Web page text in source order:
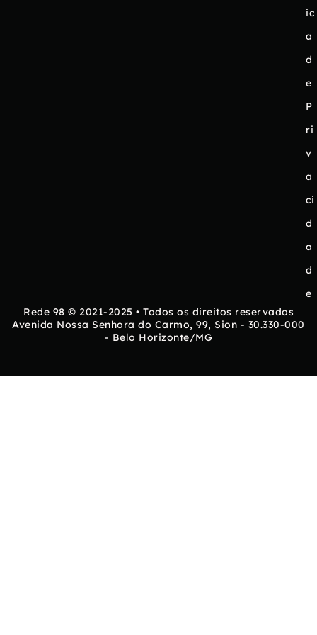
ic
a
d
e
P
ri
v
a
ci
d
a
d
e
Rede 98 © 2021-2025 • Todos os direitos reservados
Avenida Nossa Senhora do Carmo, 99, Sion - 30.330-000
- Belo Horizonte/MG